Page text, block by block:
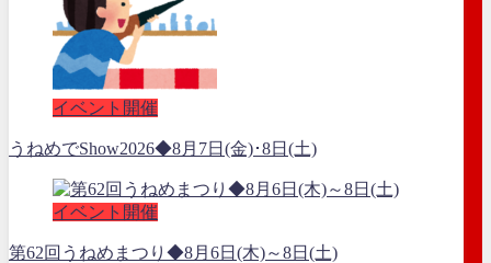
イベント開催
うねめでShow2026◆8月7日(金)･8日(土)
イベント開催
第62回うねめまつり◆8月6日(木)～8日(土)